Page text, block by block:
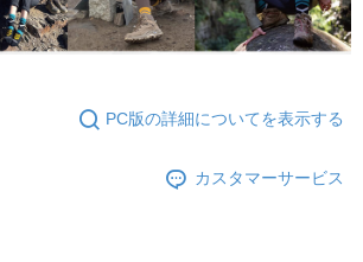
PC版の詳細についてを表示する
カスタマーサービス